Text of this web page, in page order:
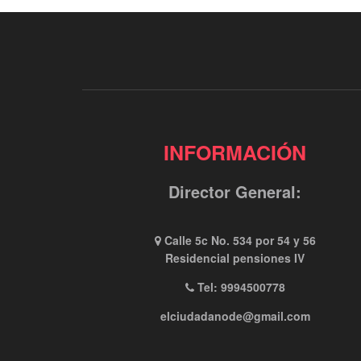
INFORMACIÓN
Director General:
Calle 5c No. 534 por 54 y 56
Residencial pensiones IV
Tel: 9994500778
elciudadanode@gmail.com